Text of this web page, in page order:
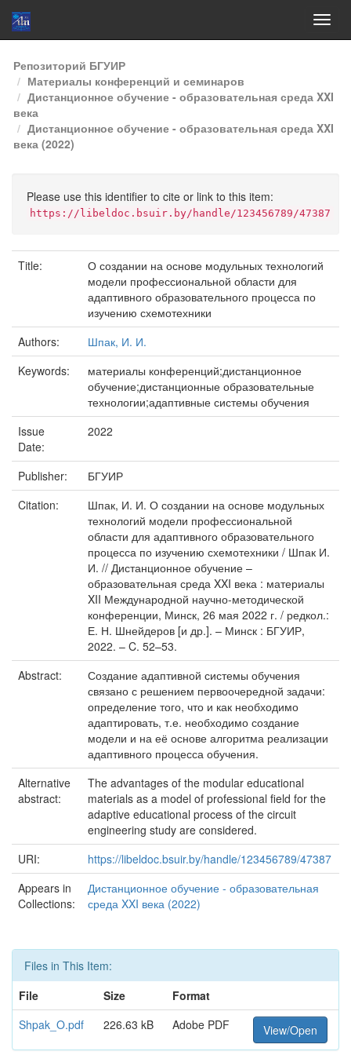
Skip
navigation
Репозиторий БГУИР
Материалы конференций и семинаров
Дистанционное обучение - образовательная среда XXI
века
Дистанционное обучение - образовательная среда XXI
века (2022)
Please use this identifier to cite or link to this item:
https://libeldoc.bsuir.by/handle/123456789/47387
Title:
О создании на основе модульных технологий
модели профессиональной области для
адаптивного образовательного процесса по
изучению схемотехники
Authors:
Шпак, И. И.
Keywords:
материалы конференций;дистанционное
обучение;дистанционные образовательные
технологии;адаптивные системы обучения
Issue
Date:
2022
Publisher:
БГУИР
Citation:
Шпак, И. И. О создании на основе модульных
технологий модели профессиональной
области для адаптивного образовательного
процесса по изучению схемотехники / Шпак И.
И. // Дистанционное обучение –
образовательная среда XXI века : материалы
XII Международной научно-методической
конференции, Минск, 26 мая 2022 г. / редкол.:
Е. Н. Шнейдеров [и др.]. – Минск : БГУИР,
2022. – C. 52–53.
Abstract:
Создание адаптивной системы обучения
связано с решением первоочередной задачи:
определение того, что и как необходимо
адаптировать, т.е. необходимо создание
модели и на её основе алгоритма реализации
адаптивного процесса обучения.
Alternative
abstract:
The advantages of the modular educational
materials as a model of professional field for the
adaptive educational process of the circuit
engineering study are considered.
URI:
https://libeldoc.bsuir.by/handle/123456789/47387
Appears in
Collections:
Дистанционное обучение - образовательная
среда XXI века (2022)
Files in This Item:
File
Size
Format
Shpak_O.pdf
226.63 kB Adobe PDF View/Open